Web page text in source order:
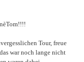
Tour, freue
war noch lange nicht